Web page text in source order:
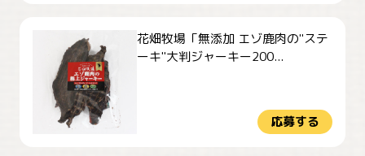
花畑牧場「無添加 エゾ鹿肉の"ステ
ーキ"大判ジャーキー200...
応募する